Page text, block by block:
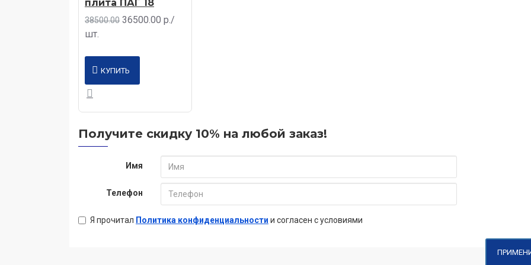
плита ПАГ 18
38500.00 36500.00 р./
шт.
КУПИТЬ
Получите скидку 10% на любой заказ!
Имя
Телефон
Я прочитал Политика конфиденциальности и согласен с условиями